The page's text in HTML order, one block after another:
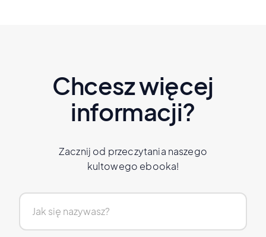
Chcesz więcej
informacji?
Zacznij od przeczytania naszego
kultowego ebooka!